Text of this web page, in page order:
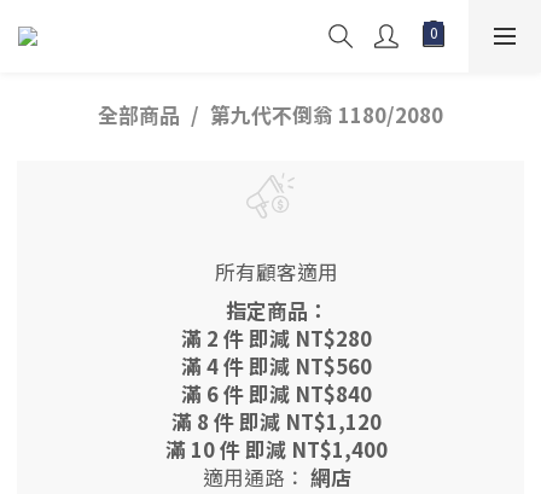
全部商品 第九代不倒翁 1180/2080
所有顧客適用
指定商品：
滿 2 件 即減 NT$280
滿 4 件 即減 NT$560
滿 6 件 即減 NT$840
滿 8 件 即減 NT$1,120
滿 10 件 即減 NT$1,400
適用通路： 網店